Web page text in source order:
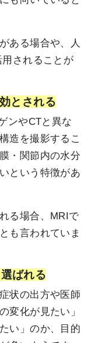
ある場合や、人
されることが
とされる
ンやCTと異な
造を撮影するこ
・関節内の水分
という特徴があ
る場合、MRIで
も言われていま
ばれる
状の出方や医師
変化が見たい」
い」のか、目的